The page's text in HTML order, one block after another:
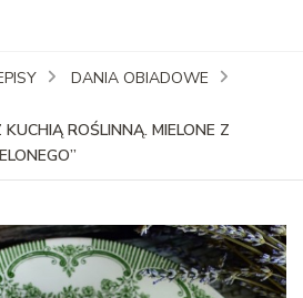
DANIA OBIADOWE
ROŚLINNĄ. MIELONE Z